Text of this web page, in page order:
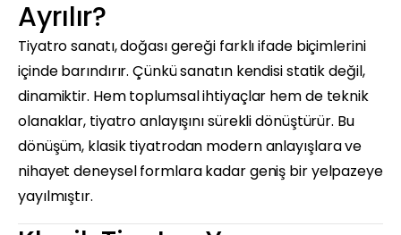
Ayrılır?
Tiyatro sanatı, doğası gereği farklı ifade biçimlerini
içinde barındırır. Çünkü sanatın kendisi statik değil,
dinamiktir. Hem toplumsal ihtiyaçlar hem de teknik
olanaklar, tiyatro anlayışını sürekli dönüştürür. Bu
dönüşüm, klasik tiyatrodan modern anlayışlara ve
nihayet deneysel formlara kadar geniş bir yelpazeye
yayılmıştır.